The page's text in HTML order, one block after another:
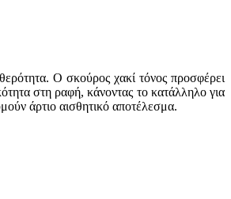
Ο σκούρος χακί τόνος προσφέρει
στη ραφή, κάνοντας το κατάλληλο για
άρτιο αισθητικό αποτέλεσμα.